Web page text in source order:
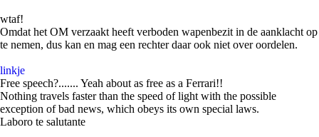
wtaf!
Omdat het OM verzaakt heeft verboden wapenbezit in de aanklacht op
te nemen, dus kan en mag een rechter daar ook niet over oordelen.
linkje
Free speech?....... Yeah about as free as a Ferrari!!
Nothing travels faster than the speed of light with the possible
exception of bad news, which obeys its own special laws.
Laboro te salutante